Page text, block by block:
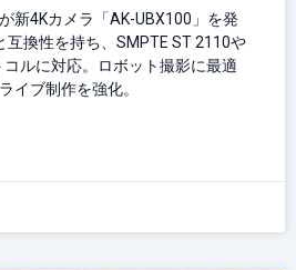
新4Kカメラ「AK-UBX100」を発
互換性を持ち、SMPTE ST 2110や
コルに対応。ロボット撮影に最適
イブ制作を強化。